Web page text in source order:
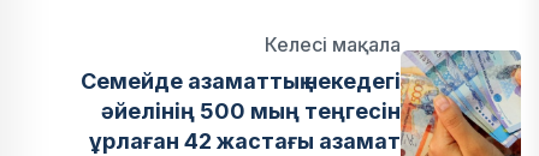
Келесі мақала
Семейде азаматтық некедегі
әйелінің 500 мың теңгесін
ұрлаған 42 жастағы азамат